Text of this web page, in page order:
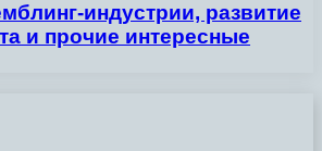
индустрии, развитие
и прочие интересные